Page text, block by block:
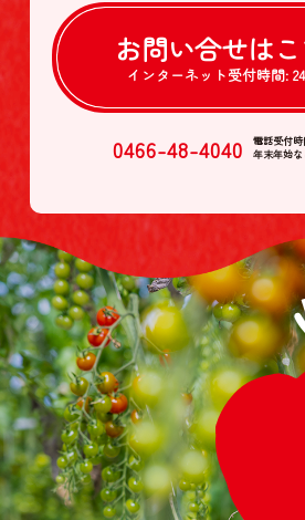
お問い合せは
インターネット受付時間:
0466-48-4040
電話受付時
年末年始な